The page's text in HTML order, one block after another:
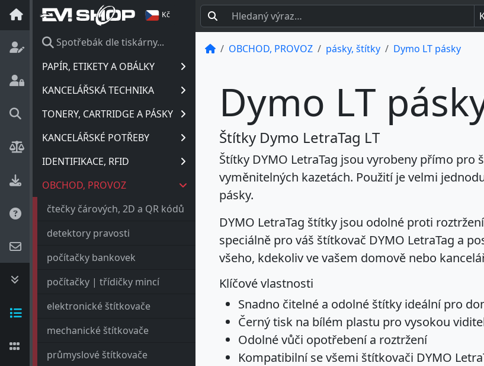
Kč
Spotřebák dle tiskárny...
PAPÍR, ETIKETY A OBÁLKY
KANCELÁŘSKÁ TECHNIKA
TONERY, CARTRIDGE A PÁSKY
KANCELÁŘSKÉ POTŘEBY
IDENTIFIKACE, RFID
OBCHOD, PROVOZ
čtečky čárových, 2D a QR kódů
detektory pravosti
počítačky bankovek
počítačky | třídičky mincí
elektronické štítkovače
mechanické štítkovače
průmyslové štítkovače
OBCHOD, PROVOZ pásky, štítky Dymo LT pásky
Dymo LT
Štítky Dymo LetraTag LT
Štítky DYMO LetraTag jsou vyrobeny přímo pro
vyměnitelných kazetách. Použití je velmi
pásky.
DYMO LetraTag štítky jsou odolné proti
speciálně pro váš štítkovač DYMO LetraTag a
všeho, kdekoliv ve vašem domově nebo
Klíčové vlastnosti
Snadno čitelné a odolné štítky ideální pro
Černý tisk na bílém plastu pro vysokou
Odolné vůči opotřebení a roztržení
Kompatibilní se všemi štítkovači DYMO